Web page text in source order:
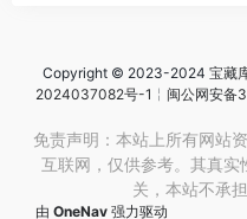
Copyright © 2023-2024 宝藏
2024037082号-1 ╎ 闽公网安
免责声明：本站上所有网站
互联网，仅供参考。其真
关，本站不承
由 OneNav 强力驱动